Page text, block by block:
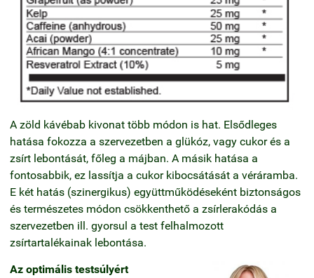
A zöld kávébab kivonat több módon is hat. Elsődleges
hatása fokozza a szervezetben a glükóz, vagy cukor és a
zsírt lebontását, főleg a májban. A másik hatása a
fontosabbik, ez lassítja a cukor kibocsátását a véráramba.
E két hatás (szinergikus) együttműködéseként biztonságos
és természetes módon csökkenthető a zsírlerakódás a
szervezetben ill. gyorsul a test felhalmozott
zsírtartalékainak lebontása.
Az optimális testsúlyért